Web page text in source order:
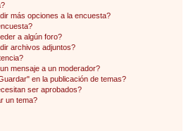
más opciones a la encuesta?
a algún foro?
archivos adjuntos?
mensaje a un moderador?
en la publicación de temas?
ser aprobados?
un tema?